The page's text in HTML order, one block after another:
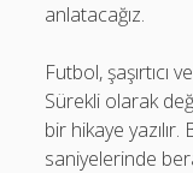
anlatacağız.
Futbol, şaşırtıcı
Sürekli olarak
bir hikaye
saniyelerinde